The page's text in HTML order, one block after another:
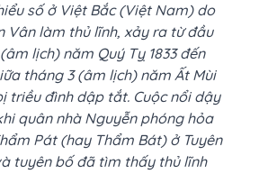
số ở Việt Bắc (Việt Nam) do
Vân làm thủ lĩnh, xảy ra từ đầu
lịch) năm Quý Tỵ 1833 đến
tháng 3 (âm lịch) năm Ất Mùi
triều đình dập tắt. Cuộc nổi dậy
quân nhà Nguyễn phóng hỏa
Pát (hay Thẩm Bát) ở Tuyên
tuyên bố đã tìm thấy thủ lĩnh